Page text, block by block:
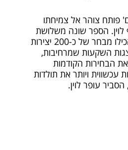
פותח צוהר אל צמיחתו
הספר שונה משלושת
הכרכים הקודמים בהכילו מבחר של כ-200 יצירות
השקעות שמרחיבות,
הבחירות הקודמות
עכשווית ויותר את תולדות
עופר לוין.